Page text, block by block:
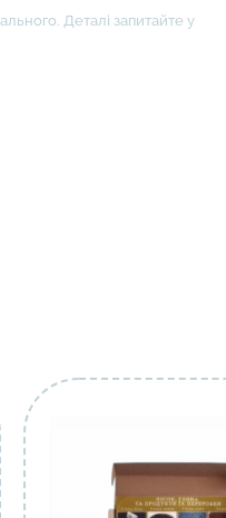
Деталі запитайте у